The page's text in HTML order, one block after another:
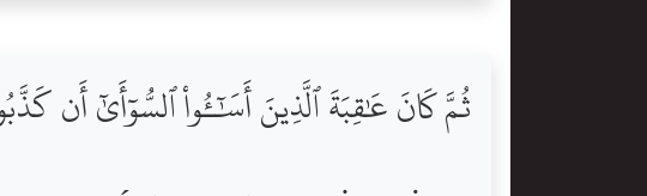
ثُمَّ كَانَ عَٰقِبَةَ ٱلَّذِينَ أَسَٰٓـُٔواْ ٱلسُّوٓأَىٰٓ أَن